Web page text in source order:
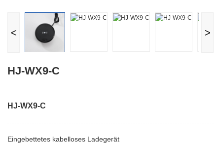
< >
HJ-WX9-C
HJ-WX9-C
Eingebettetes kabelloses Ladegerät